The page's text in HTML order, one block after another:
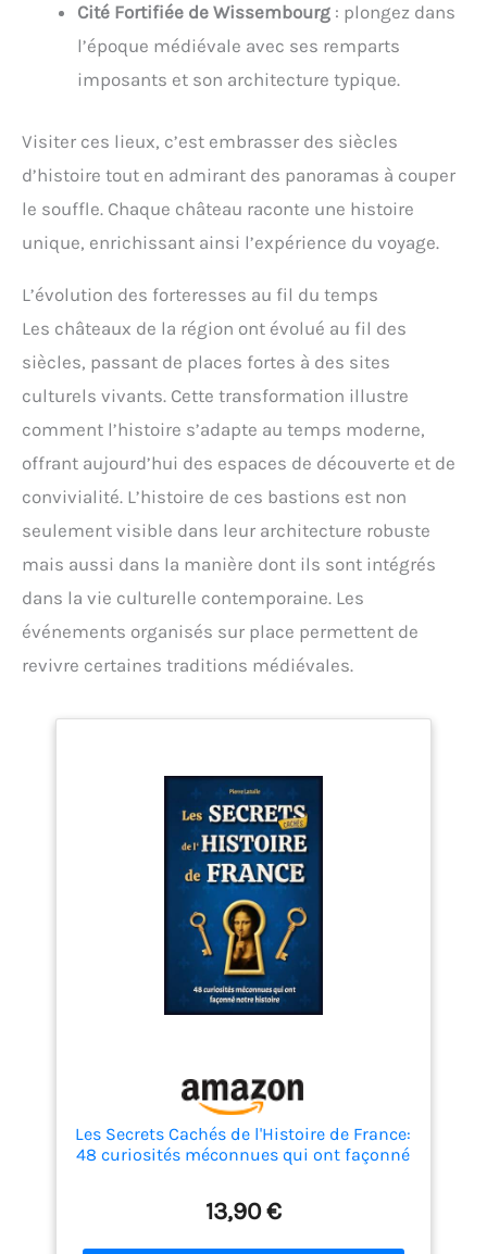
Cité Fortifiée de Wissembourg : plongez dans
l’époque médiévale avec ses remparts
imposants et son architecture typique.
Visiter ces lieux, c’est embrasser des siècles
d’histoire tout en admirant des panoramas à couper
le souffle. Chaque château raconte une histoire
unique, enrichissant ainsi l’expérience du voyage.
L’évolution des forteresses au fil du temps
Les châteaux de la région ont évolué au fil des
siècles, passant de places fortes à des sites
culturels vivants. Cette transformation illustre
comment l’histoire s’adapte au temps moderne,
offrant aujourd’hui des espaces de découverte et de
convivialité. L’histoire de ces bastions est non
seulement visible dans leur architecture robuste
mais aussi dans la manière dont ils sont intégrés
dans la vie culturelle contemporaine. Les
événements organisés sur place permettent de
revivre certaines traditions médiévales.
Les Secrets Cachés de l'Histoire de France:
48 curiosités méconnues qui ont façonné
13,90 €